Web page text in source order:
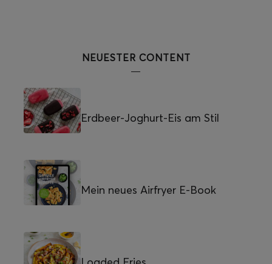
NEUESTER CONTENT
Erdbeer-Joghurt-Eis am Stil
Mein neues Airfryer E-Book